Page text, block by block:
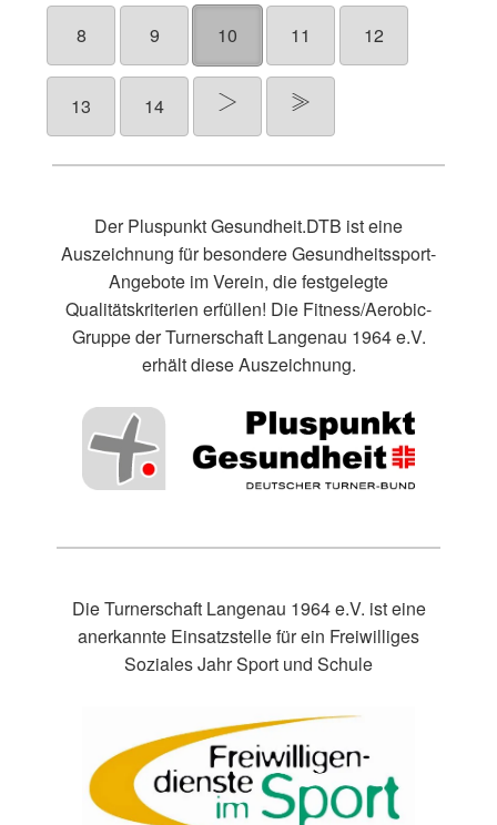
8 9 10 11 12
13 14
Der Pluspunkt Gesundheit.DTB ist eine
Auszeichnung für besondere Gesundheitssport-
Angebote im Verein, die festgelegte
Qualitätskriterien erfüllen! Die Fitness/Aerobic-
Gruppe der Turnerschaft Langenau 1964 e.V.
erhält diese Auszeichnung.
Die Turnerschaft Langenau 1964 e.V. ist eine
anerkannte Einsatzstelle für ein Freiwilliges
Soziales Jahr Sport und Schule